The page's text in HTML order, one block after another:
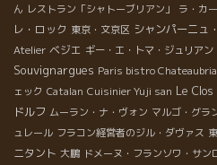
ん レストラン「シャトーブリアン」 ラ・カ
レ・ロック 東京・文京区 シャンパーニュ
Atelier ベジエ ギー・エ・トマ・ジュリアン
Souvignargues Paris bistro
ェック Catalan Cuisinier Yuji san Le
ドルフ ムーラン・ナ・ヴォン マルゴ・グラ
ュレール フラコン経営者のジル・ダヴァス
ニタント 大鵬 ドメーヌ・フランソワ・サン